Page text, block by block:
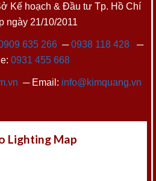
Kế hoạch & Đầu tư Tp. Hồ Chí
ngày 21/10/2011
635 266─0938 118 428─
0931 455 668
─ Email: info@kimquang.vn
Lighting Map